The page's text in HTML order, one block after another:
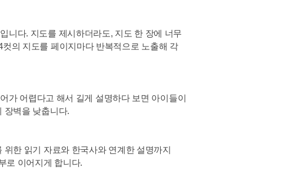
니다. 지도를 제시하더라도, 지도 한 장에 너무
의 지도를 페이지마다 반복적으로 노출해 각
가 어렵다고 해서 길게 설명하다 보면 아이들이
장벽을 낮춥니다.
한 읽기 자료와 한국사와 연계한 설명까지
로 이어지게 합니다.